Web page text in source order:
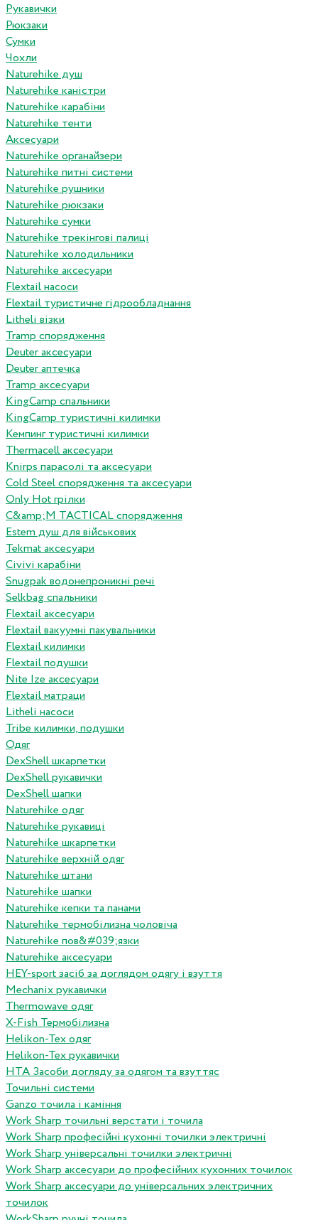
Рукавички
Рюкзаки
Сумки
Чохли
Naturehike душ
Naturehike каністри
Naturehike карабіни
Naturehike тенти
Аксесуари
Naturehike органайзери
Naturehike питні системи
Naturehike рушники
Naturehike рюкзаки
Naturehike сумки
Naturehike трекінгові палиці
Naturehike холодильники
Naturehike аксесуари
Flextail насоси
Flextail туристичне гідрообладнання
Litheli візки
Tramp спорядження
Deuter аксесуари
Deuter аптечка
Tramp аксесуари
KingCamp спальники
KingCamp туристичні килимки
Кемпинг туристичні килимки
Thermacell аксесуари
Knirps парасолі та аксесуари
Cold Steel спорядження та аксесуари
Only Hot грілки
C&amp;M TACTICAL спорядження
Estem душ для військових
Tekmat аксесуари
Сivivi карабіни
Snugpak водонепроникні речі
Selkbag спальники
Flextail аксесуари
Flextail вакуумні пакувальники
Flextail килимки
Flextail подушки
Nite Ize аксесуари
Flextail матраци
Litheli насоси
Tribe килимки, подушки
Одяг
DexShell шкарпетки
DexShell рукавички
DexShell шапки
Naturehike одяг
Naturehike рукавиці
Naturehike шкарпетки
Naturehike верхній одяг
Naturehike штани
Naturehike шапки
Naturehike кепки та панами
Naturehike термобілизна чоловіча
Naturehike пов&#039;язки
Naturehike аксесуари
HEY-sport засіб за доглядом одягу і взуття
Mechanix рукавички
Thermowave одяг
X-Fish Термобілизна
Helikon-Tex одяг
Helikon-Tex рукавички
HTA Засоби догляду за одягом та взуттяс
Точильні системи
Ganzo точила і каміння
Work Sharp точильні верстати і точила
Work Sharp професiйнi кухоннi точилки электричнi
Work Sharp унiверсальнi точилки электричнi
Work Sharp аксесуари до професiйних кухонних точилок
Work Sharp аксесуари до унiверсальних электричних
точилок